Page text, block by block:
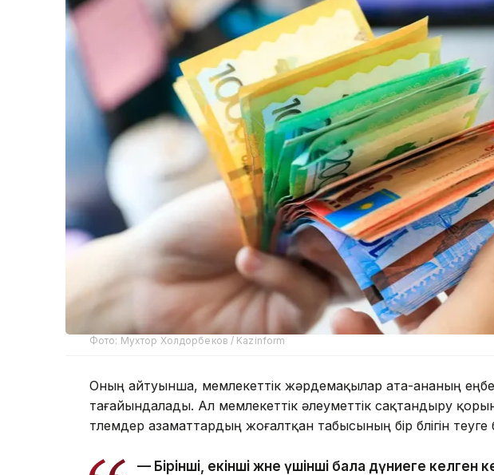
Фото: Мухтор Холдорбеков / Kazinform
Оның айтуынша, мемлекеттік жәрдемақылар ата-ананың
тағайындалады. Ал мемлекеттік әлеуметтік сақтандыру
төлемдер азаматтардың жоғалтқан табысының бір бөлігін өтеуге
— Бірінші, екінші және үшінші бала дүниеге келген